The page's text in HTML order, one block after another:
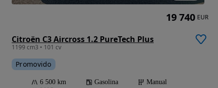
Citroën C3 Aircross 1.2 PureTech Plus
1199 cm3 • 101 cv
Promovido
6 500 km Gasolina
Manual
19 740 EUR